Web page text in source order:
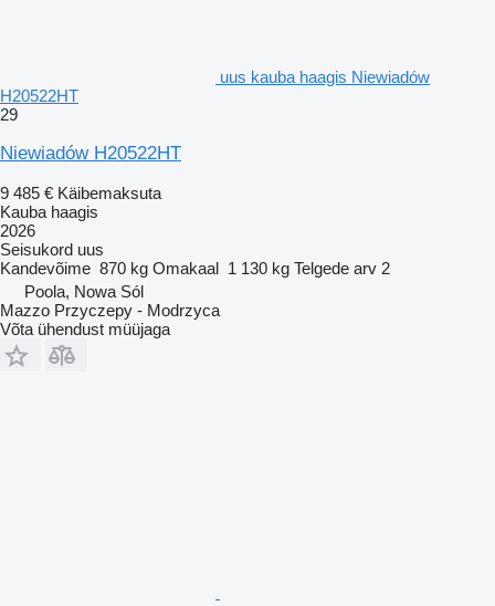
uus kauba haagis Niewiadów
H20522HT
29
Niewiadów H20522HT
9 485 € Käibemaksuta
Kauba haagis
2026
Seisukord uus
Kandevõime 870 kg Omakaal 1 130 kg Telgede arv 2
Poola, Nowa Sól
Mazzo Przyczepy - Modrzyca
Võta ühendust müüjaga